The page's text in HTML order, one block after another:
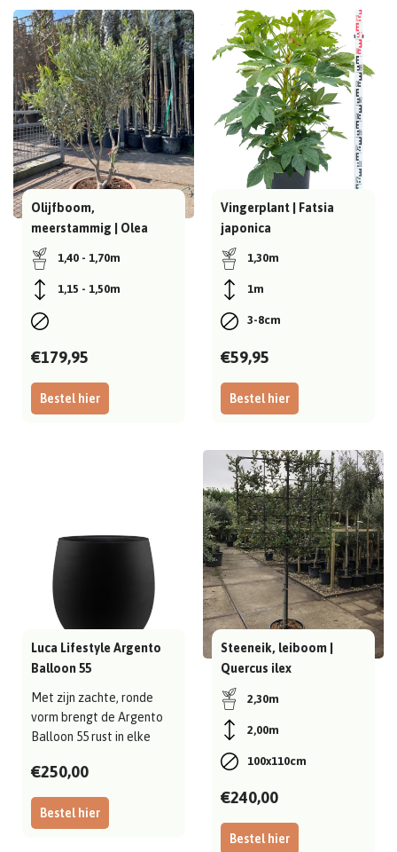
Olijfboom,
meerstammig | Olea
europaea
1,40 - 1,70m
1,15 - 1,50m
Bestel hier
€179,95
Vingerplant | Fatsia
japonica
1,30m
1m
3-8cm
Bestel hier
€59,95
Luca Lifestyle Argento
Balloon 55
Met zijn zachte, ronde
vorm brengt de Argento
Balloon 55 rust in elke
Bestel hier
€250,00
Steeneik, leiboom |
Quercus ilex
2,30m
2,00m
100x110cm
Bestel hier
€240,00